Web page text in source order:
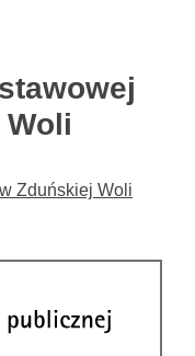
Zduńskiej Woli